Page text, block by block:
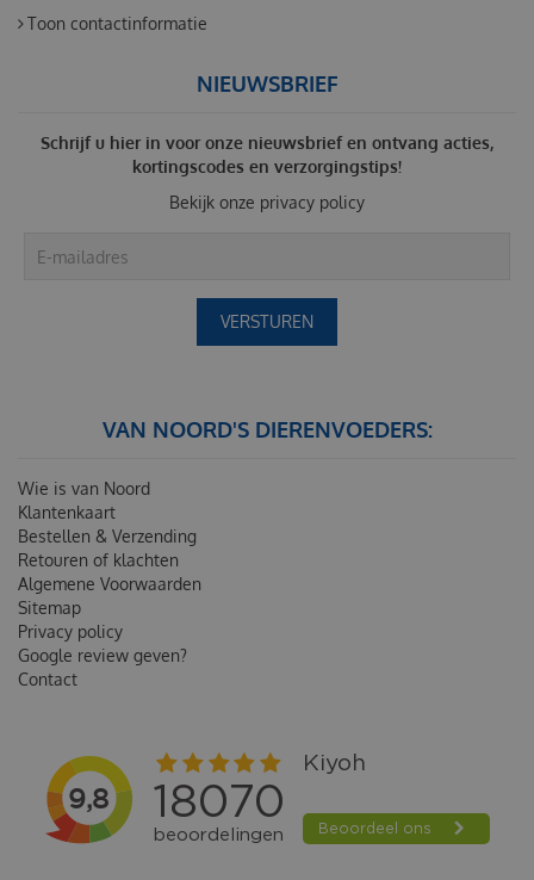
Toon contactinformatie
NIEUWSBRIEF
Schrijf u hier in voor onze nieuwsbrief en ontvang acties,
kortingscodes en verzorgingstips!
Bekijk onze privacy policy
VAN NOORD'S DIERENVOEDERS:
Wie is van Noord
Klantenkaart
Bestellen & Verzending
Retouren of klachten
Algemene Voorwaarden
Sitemap
Privacy policy
Google review geven?
Contact